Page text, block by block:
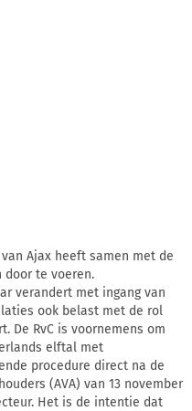
van Ajax heeft samen met de
door te voeren.
verandert met ingang van
ook belast met de rol
De RvC is voornemens om
elftal met
procedure direct na de
(AVA) van 13 november
Het is de intentie dat